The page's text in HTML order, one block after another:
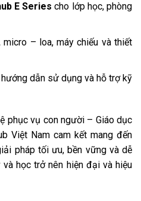
E Series cho lớp học, phòng
micro – loa, máy chiếu và thiết
dẫn sử dụng và hỗ trợ kỹ
phục vụ con người – Giáo dục
Việt Nam cam kết mang đến
pháp tối ưu, bền vững và dễ
học trở nên hiện đại và hiệu